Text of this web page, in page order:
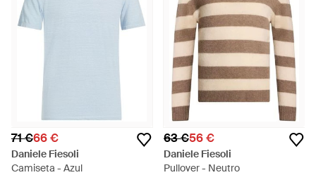
71 €66 €
Daniele Fiesoli
Camiseta - Azul
63 €56 €
Daniele Fiesoli
Pullover - Neutro